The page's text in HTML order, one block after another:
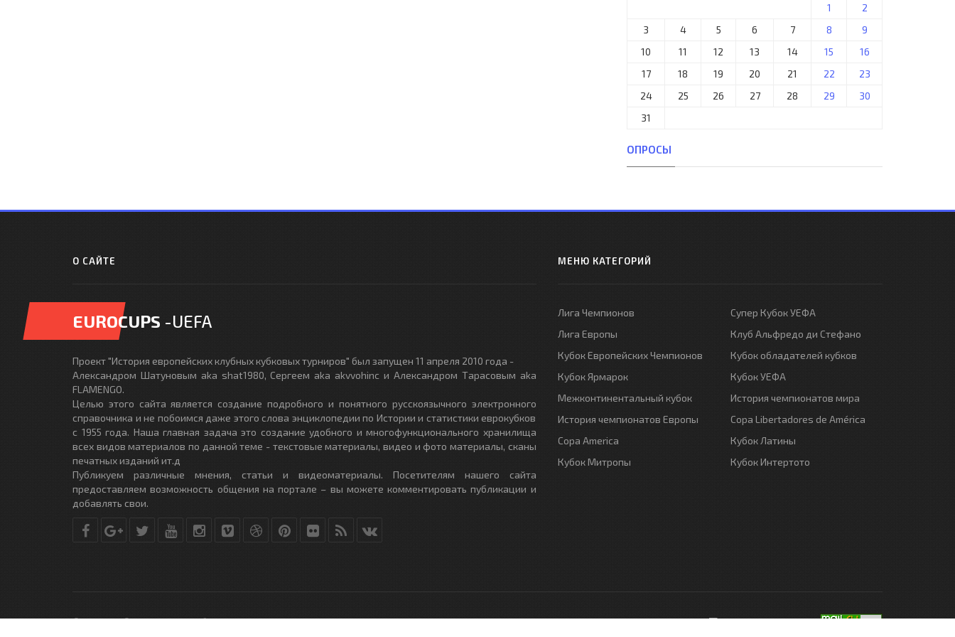
1
2
3
4 5 6 7 8
9
10
11 12 13 14 15
16
17
18 19 20 21 22
23
24
25 26 27 28 29
30
31
ОПРОСЫ
О САЙТЕ
EUROCUPS -UEFA
Проект "История европейских клубных кубковых турниров" был запущен 11 апреля 2010 года -
Александром Шатуновым aka shat1980, Сергеем aka akvvohinc и Александром Тарасовым aka
FLAMENGO.
Целью этого сайта является создание подробного и понятного русскоязычного электронного
справочника и не побоимся даже этого слова энциклопедии по Истории и статистики еврокубков
с 1955 года. Наша главная задача это создание удобного и многофункционального хранилища
всех видов материалов по данной теме - текстовые материалы, видео и фото материалы, сканы
печатных изданий ит.д
Публикуем различные мнения, статьи и видеоматериалы. Посетителям нашего сайта
предоставляем возможность общения на портале – вы можете комментировать публикации и
добавлять свои.
МЕНЮ КАТЕГОРИЙ
Лига Чемпионов
Лига Европы
Кубок Европейских Чемпионов
Кубок Ярмарок
Межконтинентальный кубок
История чемпионатов Европы
Copa America
Кубок Митропы
Супер Кубок УЕФА
Клуб Альфредо ди Стефано
Кубок обладателей кубков
Кубок УЕФА
История чемпионатов мира
Copa Libertadores de América
Кубок Латины
Кубок Интертото
© Copyright © 2010-2017. Разработано студиейDLE-THEME.RU- All Rights Reserved.